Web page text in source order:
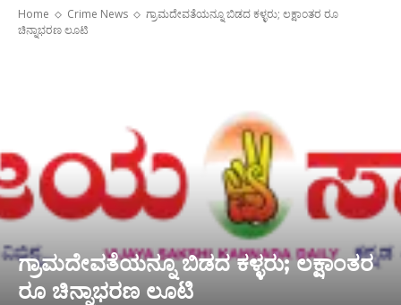
Home Crime News
ಗ್ರಾಮದೇವತೆಯನ್ನೂ ಬಿಡದ ಕಳ್ಳರು; ಲಕ್ಷಾಂತರ ರೂ
ಚಿನ್ನಾಭರಣ ಲೂಟಿ
ಗ್ರಾಮದೇವತೆಯನ್ನೂ ಬಿಡದ ಕಳ್ಳರು; ಲಕ್ಷಾಂತರ
ರೂ ಚಿನ್ನಾಭರಣ ಲೂಟಿ